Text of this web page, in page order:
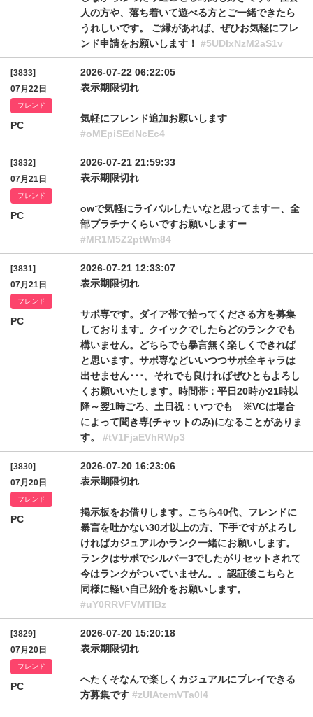
人の方や、落ち着いて遊べる方とご一緒できたら
うれしいです。 ご縁があれば、ぜひお気軽にフレ
ンド申請をお願いします！ #5UDlxNzM2aS1v
[3833]
07月22日
フレンド
PC
2026-07-22 06:22:05
表示期限切れ
気軽にフレンド追加お願いします
#oMEpiSEdNcEc4
[3832]
07月21日
フレンド
PC
2026-07-21 21:59:33
表示期限切れ
owで気軽にライバルしたいなと思ってますー、全
部プラチナくらいですお願いしますー
#MR1M5Z2ptWm84
[3831]
07月21日
フレンド
PC
2026-07-21 12:33:07
表示期限切れ
サポ専です。ダイア帯で拾ってくださる方を募集
しております。クイックでしたらどのランクでも
構いません。どちらでも暴言無く楽しくできれば
と思います。サポ専などいいつつサポ全キャラは
出せません･･･。それでも良ければぜひともよろし
くお願いいたします。時間帯：平日20時か21時以
降～翌1時ごろ、土日祝：いつでも ※VCは場合
によって聞き専(チャットのみ)になることがありま
す。 #tV1FjaEVhRWp3
[3830]
07月20日
フレンド
PC
2026-07-20 16:23:06
表示期限切れ
掲示板をお借りします。こちら40代、フレンドに
暴言を吐かない30才以上の方、下手ですがよろし
ければカジュアルかランク一緒にお願いします。
ランクはサポでシルバー3でしたがリセットされて
今はランクがついていません。。認証後こちらと
同様に軽い自己紹介をお願いします。
#uY0RRVFVMTlBz
[3829]
07月20日
フレンド
PC
2026-07-20 15:20:18
表示期限切れ
へたくそなんで楽しくカジュアルにプレイできる
方募集です #zUlAtemVTa0I4